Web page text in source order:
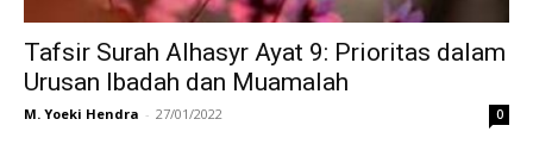
Tafsir Surah Alhasyr Ayat 9: Prioritas dalam
Urusan Ibadah dan Muamalah
M. Yoeki Hendra - 27/01/2022 0